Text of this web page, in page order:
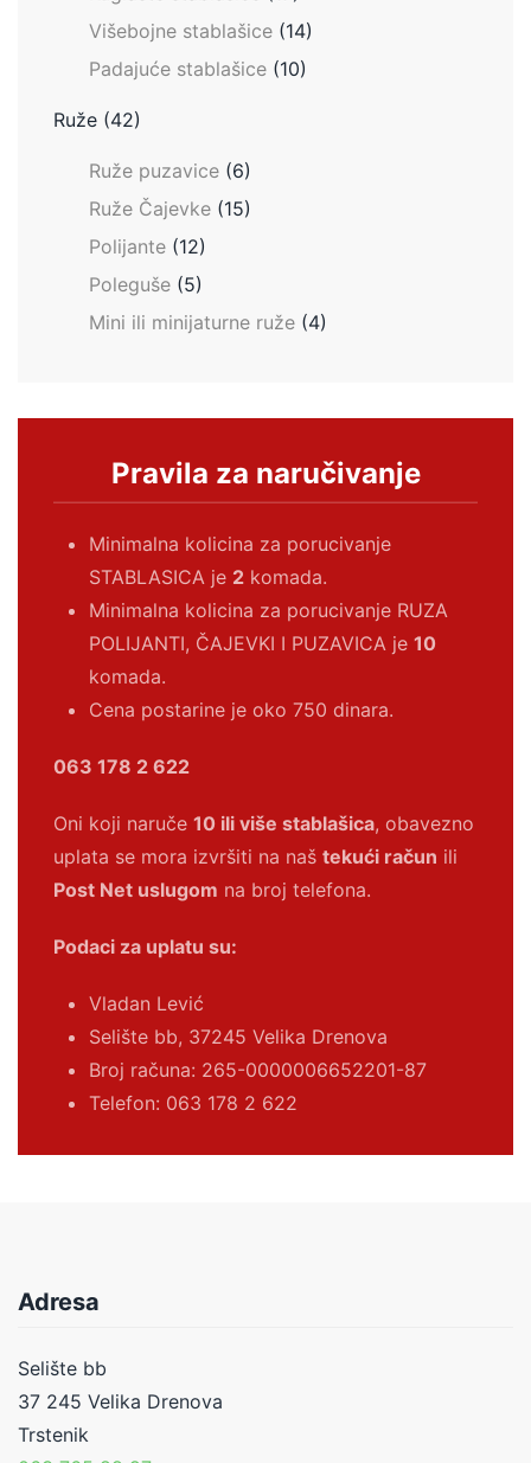
Višebojne stablašice (14)
Padajuće stablašice (10)
Ruže (42)
Ruže puzavice (6)
Ruže Čajevke (15)
Polijante (12)
Poleguše (5)
Mini ili minijaturne ruže (4)
Pravila za naručivanje
Minimalna kolicina za porucivanje
STABLASICA je 2 komada.
Minimalna kolicina za porucivanje RUZA
POLIJANTI, ČAJEVKI I PUZAVICA je 10
komada.
Cena postarine je oko 750 dinara.
063 178 2 622
Oni koji naruče 10 ili više stablašica, obavezno
uplata se mora izvršiti na naš tekući račun ili
Post Net uslugom na broj telefona.
Podaci za uplatu su:
Vladan Lević
Selište bb, 37245 Velika Drenova
Broj računa: 265-0000006652201-87
Telefon: 063 178 2 622
Adresa
Selište bb
37 245 Velika Drenova
Trstenik